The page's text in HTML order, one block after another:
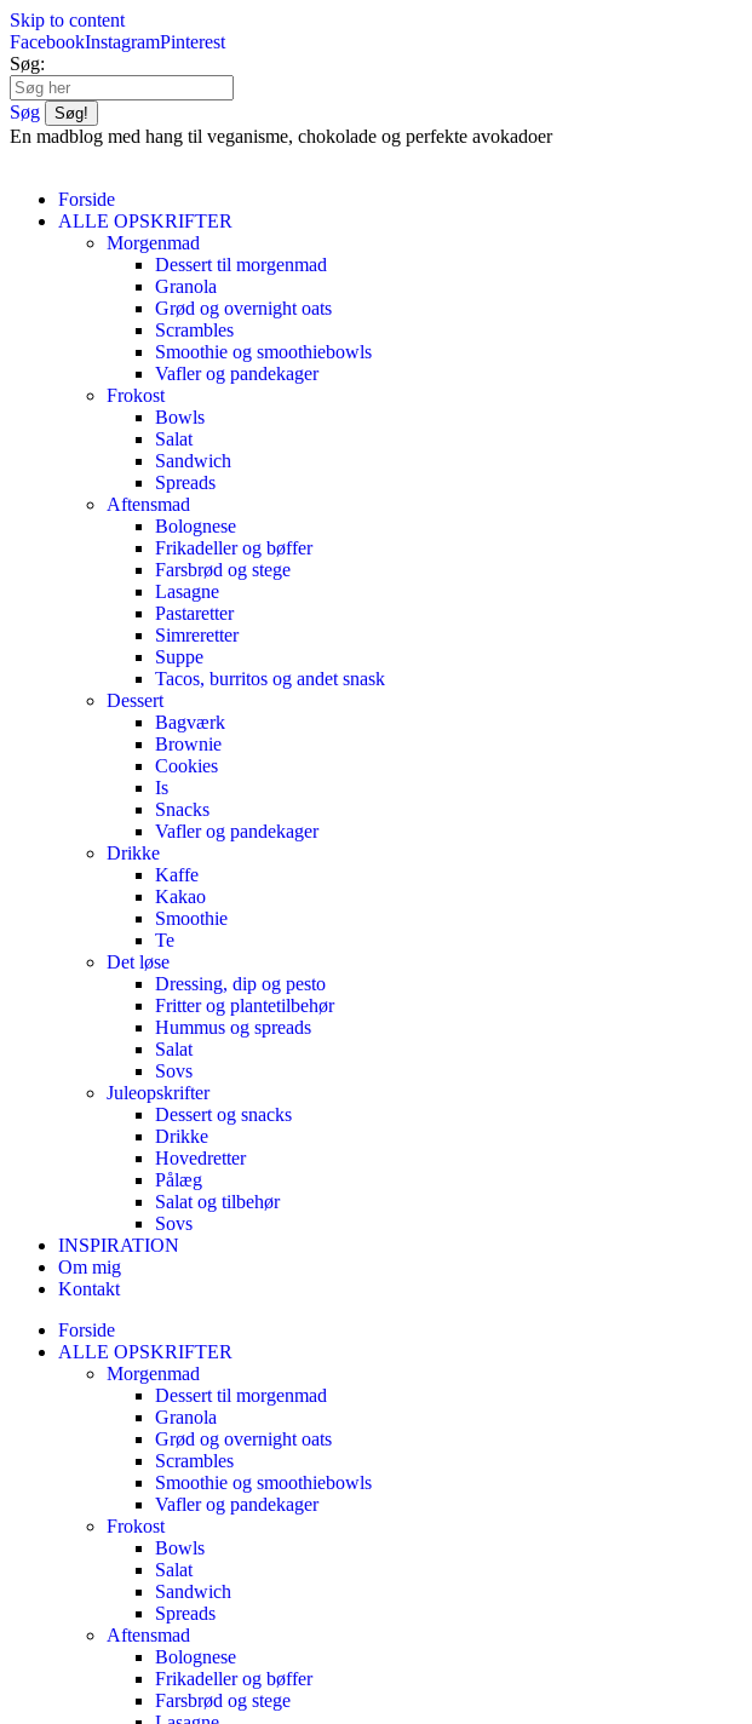
Skip to content
FacebookInstagramPinterest
Søg:
Søg
En madblog med hang til veganisme, chokolade og perfekte avokadoer
Forside
ALLE OPSKRIFTER
Morgenmad
Dessert til morgenmad
Granola
Grød og overnight oats
Scrambles
Smoothie og smoothiebowls
Vafler og pandekager
Frokost
Bowls
Salat
Sandwich
Spreads
Aftensmad
Bolognese
Frikadeller og bøffer
Farsbrød og stege
Lasagne
Pastaretter
Simreretter
Suppe
Tacos, burritos og andet snask
Dessert
Bagværk
Brownie
Cookies
Is
Snacks
Vafler og pandekager
Drikke
Kaffe
Kakao
Smoothie
Te
Det løse
Dressing, dip og pesto
Fritter og plantetilbehør
Hummus og spreads
Salat
Sovs
Juleopskrifter
Dessert og snacks
Drikke
Hovedretter
Pålæg
Salat og tilbehør
Sovs
INSPIRATION
Om mig
Kontakt
Forside
ALLE OPSKRIFTER
Morgenmad
Dessert til morgenmad
Granola
Grød og overnight oats
Scrambles
Smoothie og smoothiebowls
Vafler og pandekager
Frokost
Bowls
Salat
Sandwich
Spreads
Aftensmad
Bolognese
Frikadeller og bøffer
Farsbrød og stege